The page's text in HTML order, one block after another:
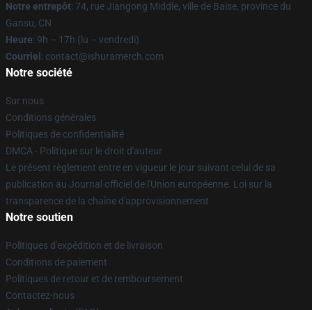
Notre entrepôt: 74, rue Jiangong Middle, ville de Baise, province du
Gansu, CN
Heure: 9h – 17h (lu – vendredi)
Courriel : contact@ishuramerch.com
Notre société
Sur nous
Conditions générales
Politiques de confidentialité
DMCA - Politique sur le droit d'auteur
Le présent règlement entre en vigueur le jour suivant celui de sa
publication au Journal officiel de l'Union européenne. Loi sur la
transparence de la chaîne d'approvisionnement
Notre soutien
Politiques d'expédition et de livraison
Conditions de paiement
Politiques de retour et de remboursement
Contactez-nous